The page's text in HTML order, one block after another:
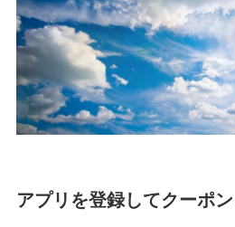
アプリを登録してクーポ